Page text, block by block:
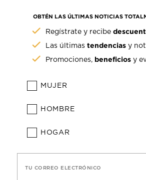
OBTÉN LAS ÚLTIMAS NOTICIAS
Regístrate y recibe
Las últimastendencias y
Promociones, beneficios y
MUJER
HOMBRE
HOGAR
TU CORREO ELECTRÓNICO